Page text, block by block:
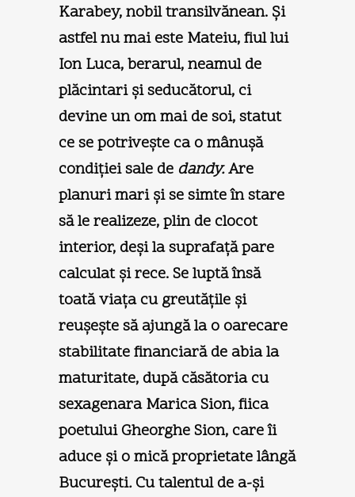
Karabey, nobil transilvănean. Şi
astfel nu mai este Mateiu, fiul lui
Ion Luca, berarul, neamul de
plăcintari şi seducătorul, ci
devine un om mai de soi, statut
ce se potriveşte ca o mânuşă
condiţiei sale de dandy.Are
planuri mari şi se simte în stare
să le realizeze, plin de clocot
interior, deşi la suprafaţă pare
calculat şi rece. Se luptă însă
toată viaţa cu greutăţile şi
reuşeşte să ajungă la o oarecare
stabilitate financiară de abia la
maturitate, după căsătoria cu
sexagenara Marica Sion, fiica
poetului Gheorghe Sion, care îi
aduce şi o mică proprietate lângă
Bucureşti.Cu talentul de a-şi